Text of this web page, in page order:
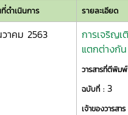
ดำเนินการ รายละเอียด
าคม 2563
การเจริญเ
แตกต่างกัน
วารสารที่ตีพิม
ฉบับที่ : 3
เจ้าของวารสาร